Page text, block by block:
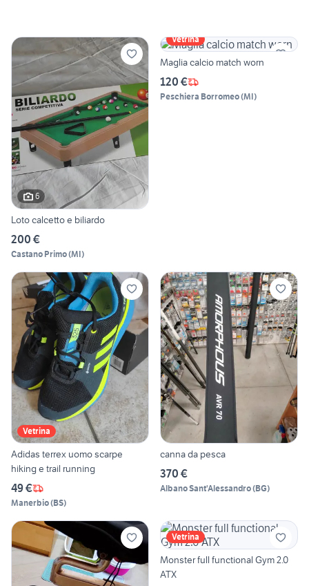
6
Loto calcetto e biliardo
200 €
Castano Primo(MI)
Vetrina
Maglia calcio match worn
120 €
Peschiera Borromeo(MI)
Vetrina
Adidas terrex uomo scarpe
hiking e trail running
49 €
Manerbio(BS)
canna da pesca
370 €
Albano Sant'Alessandro(BG)
Vetrina
Monster full functional Gym 2.0
ATX